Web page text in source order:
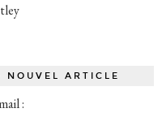
NOUVEL ARTICLE
: